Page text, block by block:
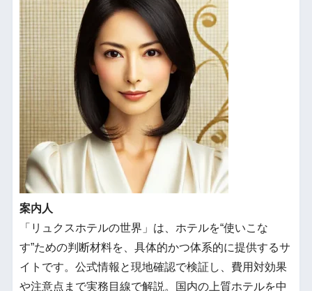
案内人
「リュクスホテルの世界」は、ホテルを“使いこな
す”ための判断材料を、具体的かつ体系的に提供するサ
イトです。公式情報と現地確認で検証し、費用対効果
や注意点まで実務目線で解説。国内の上質ホテルを中